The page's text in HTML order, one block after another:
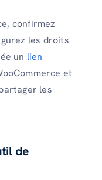
confirmez
les droits
un lien
et
les
de